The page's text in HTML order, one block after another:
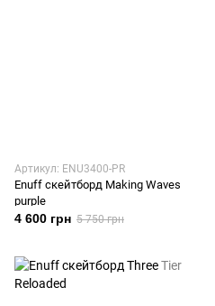
Артикул: ENU3400-PR
Enuff скейтборд Making Waves
purple
4 600 грн 5 750 грн